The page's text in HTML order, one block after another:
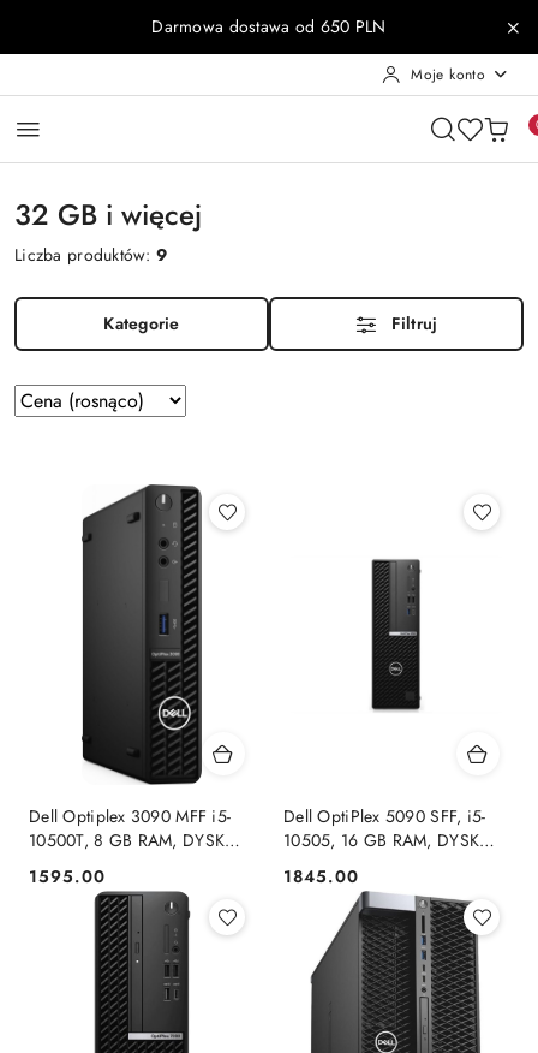
Przejdź do treści głównej
Przejdź do wyszukiwarki
Przejdź do moje konto
Przejdź do menu głównego
Przejdź do stopkiDarmowa dostawa od 650 PLN
Moje konto
32 GB i więcej
Liczba produktów:9
Kategorie Filtruj
Zastosowano
sortowanie:
Sortuj
według
Dell Optiplex 3090 MFF i5-
10500T, 8 GB RAM, DYSK
256GB SSD, INTEL.
WINDOWS 11 Pro
Cena:
1595.00
Dell OptiPlex 5090 SFF, i5-
10505, 16 GB RAM, DYSK
240 GB SSD, INTEL,
WINDOWS 11 PRO
Cena:
1845.00